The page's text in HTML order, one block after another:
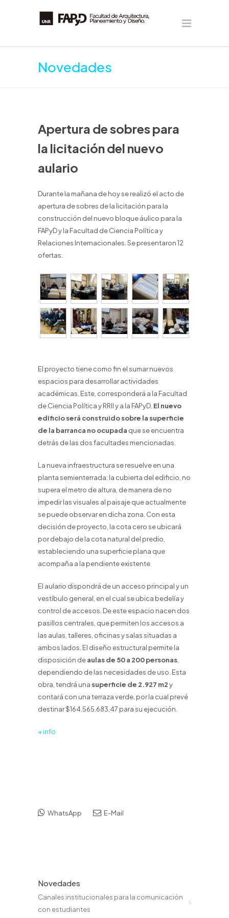
Novedades
Apertura de sobres para
la licitación del nuevo
aulario
Durante la mañana de hoy se realizó el acto de
apertura de sobres de la licitación para la
construcción del nuevo bloque áulico para la
FAPyD y la Facultad de Ciencia Política y
Relaciones Internacionales. Se presentaron 12
ofertas.
El proyecto tiene como fin el sumar nuevos
espacios para desarrollar actividades
académicas. Este, corresponderá a la Facultad
de Ciencia Política y RRII y a la FAPyD. El nuevo
edificio será construido sobre la superficie
de la barranca no ocupada que se encuentra
detrás de las dos facultades mencionadas.
La nueva infraestructura se resuelve en una
planta semienterrada: la cubierta del edificio, no
supera el metro de altura, de manera de no
impedir las visuales al paisaje que actualmente
se puede observar en dicha zona. Con esta
decisión de proyecto, la cota cero se ubicará
por debajo de la cota natural del predio,
estableciendo una superficie plana que
acompaña a la pendiente existente.
El aulario dispondrá de un acceso principal y un
vestíbulo general, en el cual se ubica bedelía y
control de accesos. De este espacio nacen dos
pasillos centrales, que permiten los accesos a
las aulas, talleres, oficinas y salas situadas a
ambos lados. El diseño estructural permite la
disposición deaulas de 50 a 200 personas
dependiendo de las necesidades de uso. Esta
obra, tendrá una superficie de 2.927 m2y
contará con una terraza verde, por la cual prevé
destinar $164.565.683,47 para su ejecución.
+ info
WhatsApp E-Mail
Novedades
Canales institucionales para la comunicación
con estudiantes